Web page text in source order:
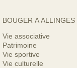
BOUGER À ALLINGES
Vie associative
Patrimoine
Vie sportive
Vie culturelle